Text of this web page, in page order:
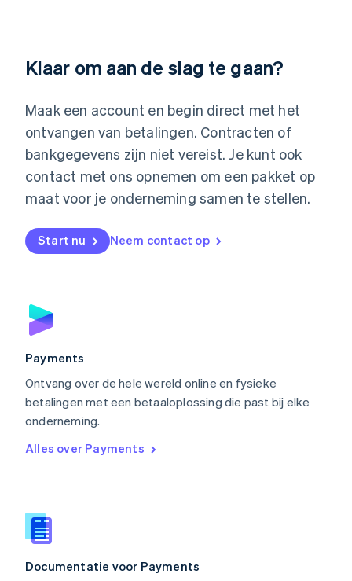
Klaar om aan de slag te gaan?
Maak een account en begin direct met het
ontvangen van betalingen. Contracten of
bankgegevens zijn niet vereist. Je kunt ook
contact met ons opnemen om een pakket op
maat voor je onderneming samen te stellen.
Start nu Neem contact op
Payments
Ontvang over de hele wereld online en fysieke
betalingen met een betaaloplossing die past bij elke
onderneming.
Alles over Payments
Documentatie voor Payments
FrançaisDeutschEnglish
English
Malta
English
Mexico
Nederland
NederlandsEnglish
English
Noorwegen
Polen
English
Português
English
Singapore
English简体中文
EnglishItaliano
Español
Thailand
Tsjechië